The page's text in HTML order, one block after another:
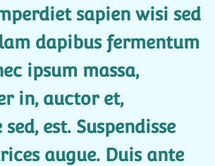
sapien wisi sed
dapibus fermentum
ipsum massa,
in, auctor et,
est. Suspendisse
augue. Duis ante